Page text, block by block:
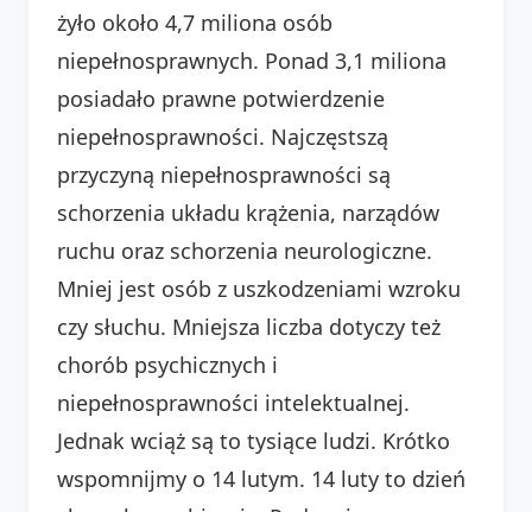
żyło około 4,7 miliona osób
niepełnosprawnych. Ponad 3,1 miliona
posiadało prawne potwierdzenie
niepełnosprawności. Najczęstszą
przyczyną niepełnosprawności są
schorzenia układu krążenia, narządów
ruchu oraz schorzenia neurologiczne.
Mniej jest osób z uszkodzeniami wzroku
czy słuchu. Mniejsza liczba dotyczy też
chorób psychicznych i
niepełnosprawności intelektualnej.
Jednak wciąż są to tysiące ludzi. Krótko
wspomnijmy o 14 lutym. 14 luty to dzień